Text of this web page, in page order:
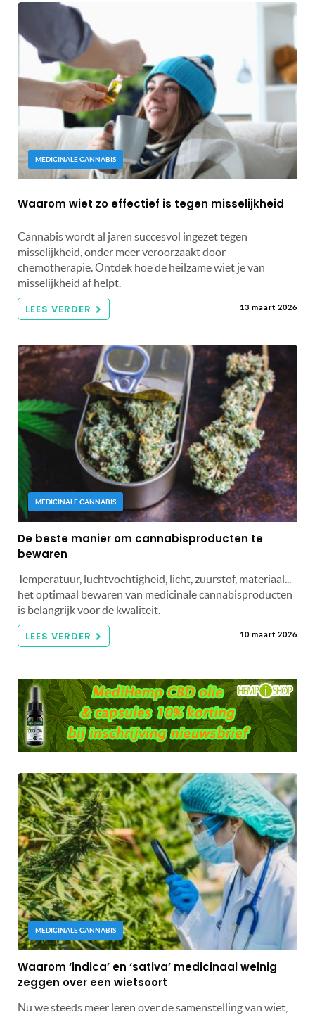
MEDICINALE CANNABIS
Waarom wiet zo effectief is tegen misselijkheid
Cannabis wordt al jaren succesvol ingezet tegen
misselijkheid, onder meer veroorzaakt door
chemotherapie. Ontdek hoe de heilzame wiet je van
misselijkheid af helpt.
LEES VERDER 13 maart 2026
MEDICINALE CANNABIS
De beste manier om cannabisproducten te
bewaren
Temperatuur, luchtvochtigheid, licht, zuurstof, materiaal...
het optimaal bewaren van medicinale cannabisproducten
is belangrijk voor de kwaliteit.
LEES VERDER 10 maart 2026
MEDICINALE CANNABIS
Waarom ‘indica’ en ‘sativa’ medicinaal weinig
zeggen over een wietsoort
Nu we steeds meer leren over de samenstelling van wiet,